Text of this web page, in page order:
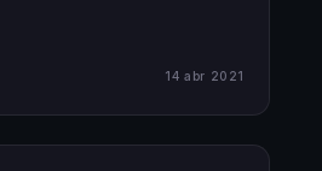
14 abr 2021